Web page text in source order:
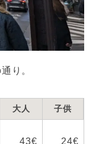
り。
大人 子供
43€ 24€